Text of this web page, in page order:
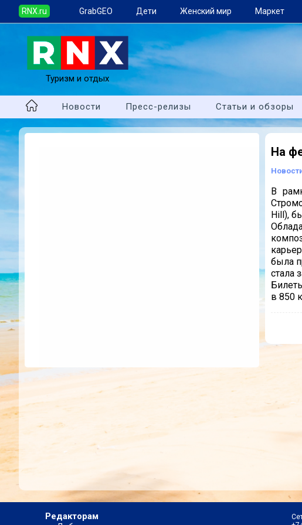
RNX.ru GrabGEO Дети Женский мир Маркет
Туризм и отдых
Новости Пресс-релизы Статьи и обзоры
На
В
Hill),
была
стала
в 850
Редакторам